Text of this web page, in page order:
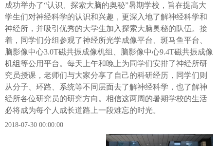
成功举办了“认识、探索大脑的奥秘”暑期学校，旨在提高大
学生们对神经科学的认识和兴趣，更深入地了解神经科学和
神经所，并吸引优秀的大学生加入探索大脑奥秘的队伍。接
着，同学们分组参观了神经所光学成像平台、斑马鱼平台、
脑影像中心3.0T磁共振成像机组、脑影像中心9.4T磁共振成像
机组等公用平台。每天上午和晚上为同学们安排了神经所研
究员授课，老师们与大家分享了自己的科研经历，同学们则
从分子、环路、系统等不同层面去了解神经科学，也了解神
经所各位研究员的研究方向。相信这两周的暑期学校的生活
必将成为每个人成长道路上一段难忘的时光。
2018-07-30 00:00:00